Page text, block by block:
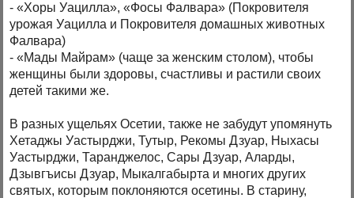
- «Хоры Уацилла», «Фосы Фалвара» (Покровителя
урожая Уацилла и Покровителя домашных животных
Фалвара)
- «Мады Майрам» (чаще за женским столом), чтобы
женщины были здоровы, счастливы и растили своих
детей такими же.
В разных ущельях Осетии, также не забудут упомянуть
Хетаджы Уастырджи, Тутыр, Рекомы Дзуар, Ныхасы
Уастырджи, Таранджелос, Сары Дзуар, Аларды,
Дзывгъисы Дзуар, Мыкалгабырта и многих других
святых, которым поклоняются осетины. В старину,